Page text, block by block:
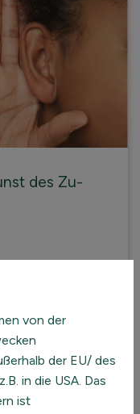
des Zu-
Zuhören.
von der
der EU/ des
in die USA. Das
ist